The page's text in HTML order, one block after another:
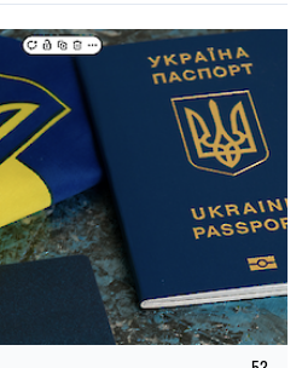
подать предложения